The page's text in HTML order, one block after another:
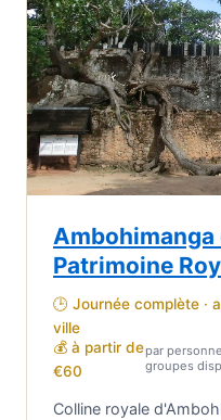
Ambohimanga
Patrimoine
🕒 Journée complète ·
ville
💰 à partir de
€60
par
groupes
Colline royale